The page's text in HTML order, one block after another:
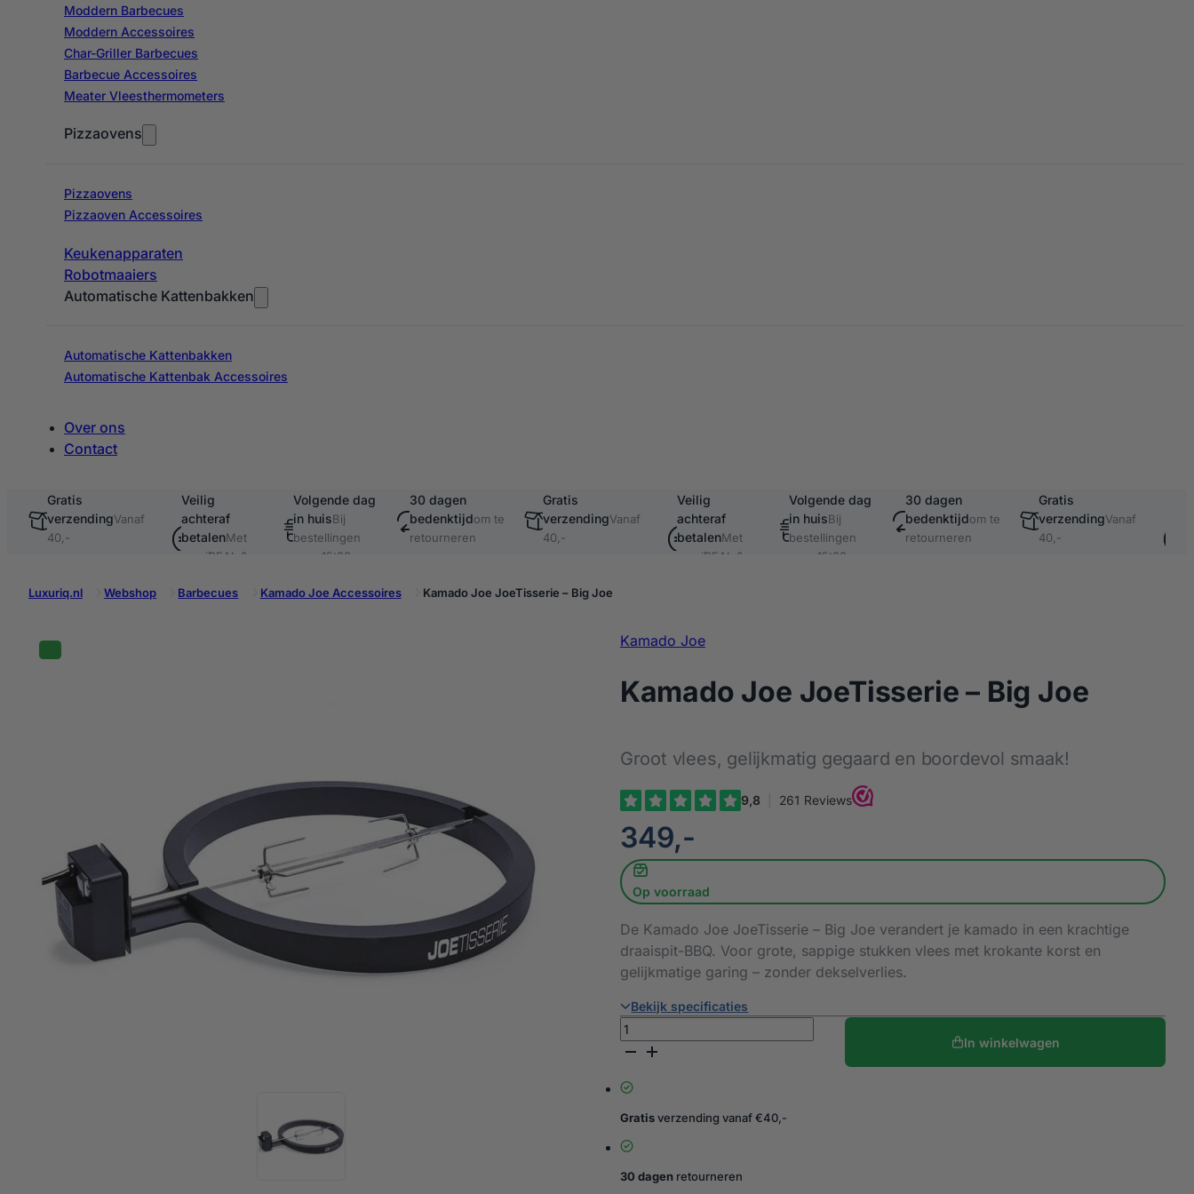
Moddern Barbecues
Moddern Accessoires
Char-Griller Barbecues
Barbecue Accessoires
Meater Vleesthermometers
Pizzaovens
Pizzaovens
Pizzaoven Accessoires
Keukenapparaten
Robotmaaiers
Automatische Kattenbakken
Automatische Kattenbakken
Automatische Kattenbak Accessoires
Over ons
Contact
Gratis
verzendingVanaf
40,-
Veilig
achteraf
betalenMet
o.a. iDEAL &
Volgende dag
in huisBij
bestellingen
voor 15:00
30 dagen
bedenktijdom te
retourneren
Gratis
verzendingVanaf
40,-
Veilig
achteraf
betalenMet
o.a. iDEAL &
Volgende dag
in huisBij
bestellingen
voor 15:00
30 dagen
bedenktijdom te
retourneren
Gratis
verzendingVanaf
40,-
Luxuriq.nl
Webshop Barbecues Kamado Joe Accessoires Kamado Joe JoeTisserie – Big Joe
Kamado Joe
Kamado Joe JoeTisserie – Big Joe
Groot vlees, gelijkmatig gegaard en boordevol smaak!
€
349,-
Op voorraad
De Kamado Joe JoeTisserie – Big Joe verandert je kamado in een krachtige
draaispit-BBQ. Voor grote, sappige stukken vlees met krokante korst en
gelijkmatige garing – zonder dekselverlies.
Bekijk specificaties
Kamado
Joe
–
Joe
aantal
In winkelwagen
Gratisverzending vanaf €40,-
30 dagen retourneren